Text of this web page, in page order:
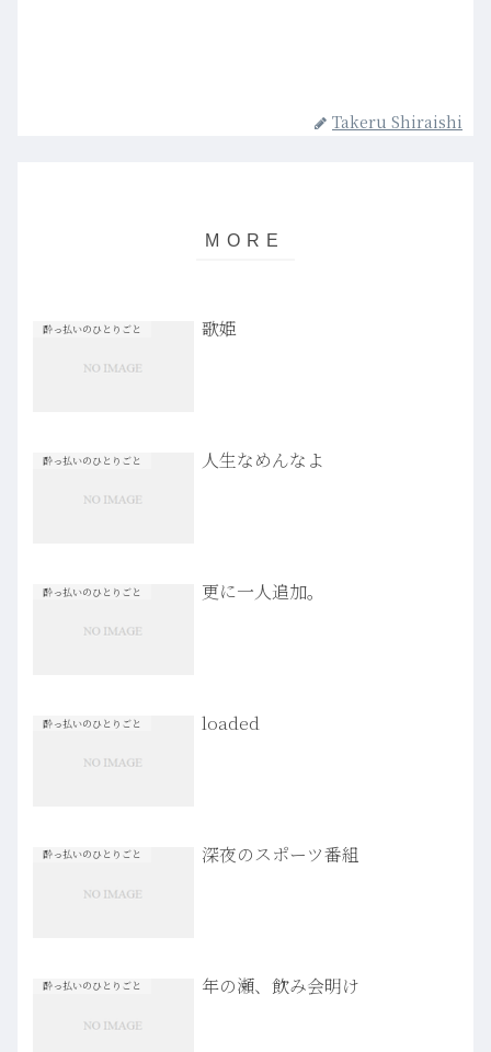
Takeru Shiraishi
酔っ払いのひとりごと 歌姫
酔っ払いのひとりごと 人生なめんなよ
酔っ払いのひとりごと 更に一人追加。
酔っ払いのひとりごと loaded
酔っ払いのひとりごと 深夜のスポーツ番組
酔っ払いのひとりごと 年の瀬、飲み会明け